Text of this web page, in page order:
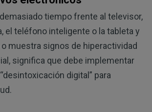
tiempo frente al televisor,
el teléfono inteligente o la tableta y
o muestra signos de hiperactividad
significa que debe implementar
digital” para